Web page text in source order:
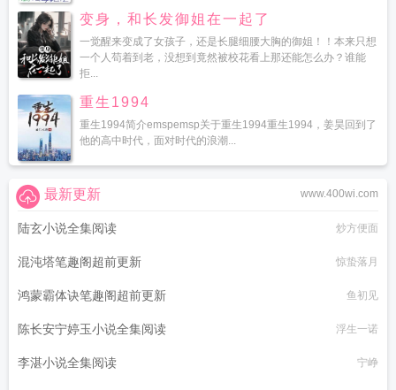
变身，和长发御姐在一起了
一觉醒来变成了女孩子，还是长腿细腰大胸的御姐！！本来只想
一个人苟着到老，没想到竟然被校花看上那还能怎么办？谁能
拒...
重生1994
重生1994简介emspemsp关于重生1994重生1994，姜昊回到了
他的高中时代，面对时代的浪潮...
www.400wi.com
最新更新
陆玄小说全集阅读 炒方便面
混沌塔笔趣阁超前更新 惊蛰落月
鸿蒙霸体诀笔趣阁超前更新 鱼初见
陈长安宁婷玉小说全集阅读 浮生一诺
李湛小说全集阅读 宁峥